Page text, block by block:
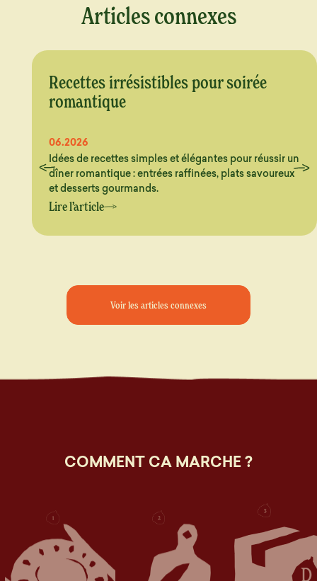
Articles connexes
Recettes irrésistibles pour soirée
romantique
06.2026
Idées de recettes simples et élégantes pour réussir un
dîner romantique : entrées raffinées, plats savoureux
et desserts gourmands.
Lire l’article
Voir les articles connexes
COMMENT CA MARCHE ?